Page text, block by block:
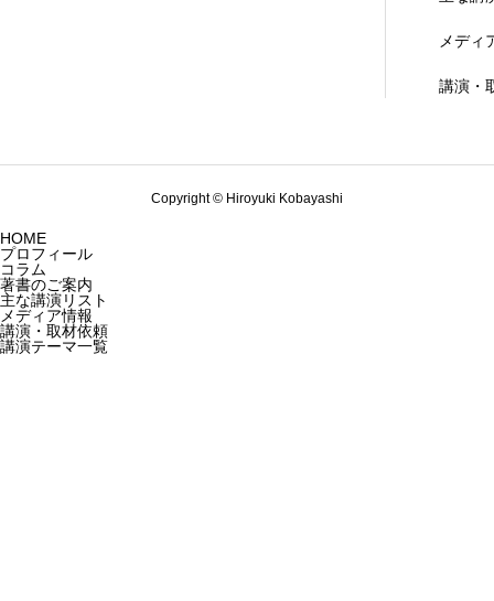
メディ
講演・
Copyright © Hiroyuki Kobayashi
HOME
プロフィール
コラム
著書のご案内
主な講演リスト
メディア情報
講演・取材依頼
講演テーマ一覧